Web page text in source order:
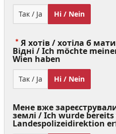
Так / Ja Ні / Nein
Я хотів / хотіла б
Відні / Ich möchte
Wien haben
Required)
Так / Ja Ні / Nein
Мене вже
землі / Ich wurde
Landespolizeidirektion